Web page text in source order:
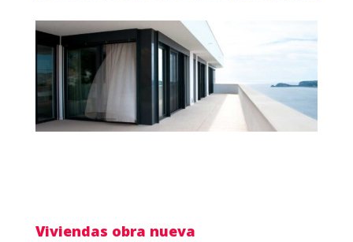
Viviendas obra nueva